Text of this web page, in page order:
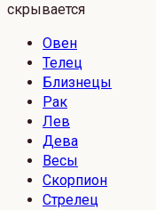
скрывается
Овен
Телец
Близнецы
Рак
Лев
Дева
Весы
Скорпион
Стрелец